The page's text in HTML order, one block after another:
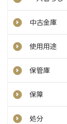
中古金庫
使用用途
保管庫
保障
処分